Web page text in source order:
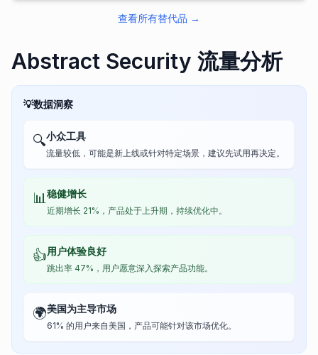
查看所有替代品 →
Abstract Security 流量分析
💡数据洞察
🔍小众工具
流量较低，可能是新上线或针对特定场景，建议先试用再决定。
📊稳健增长
近期增长 21%，产品处于上升期，持续优化中。
👍用户体验良好
跳出率 47%，用户愿意深入探索产品功能。
🌍美国为主导市场
61% 的用户来自美国，产品可能针对该市场优化。